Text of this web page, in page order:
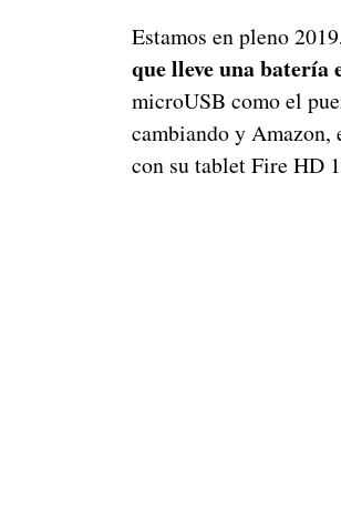
Estamos en pleno
que lleve una batería
microUSB como el
cambiando y Amazon,
con su tablet Fire HD